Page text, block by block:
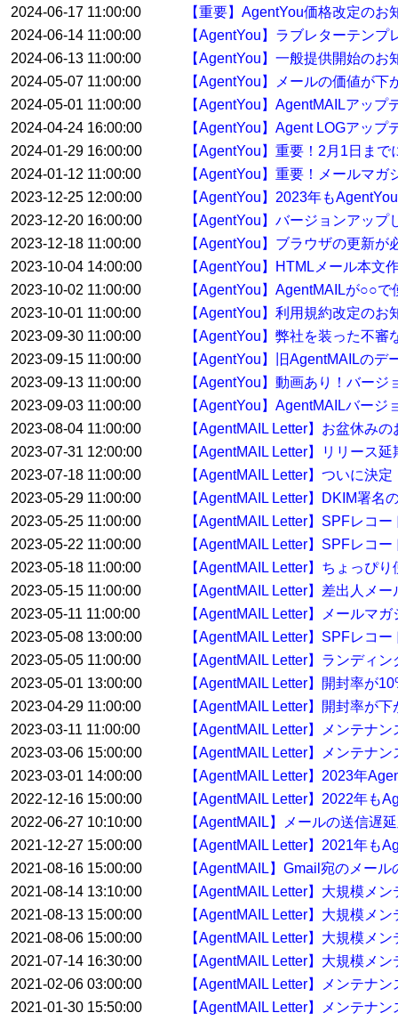
2024-06-17 11:00:00
【重要】AgentYou価格改定のお
2024-06-14 11:00:00
【AgentYou】ラブレターテン
2024-06-13 11:00:00
【AgentYou】一般提供開始のお
2024-05-07 11:00:00
【AgentYou】メールの価値が
2024-05-01 11:00:00
【AgentYou】AgentMAILアップ
2024-04-24 16:00:00
【AgentYou】Agent LOGアップ
2024-01-29 16:00:00
【AgentYou】重要！2月1日ま
2024-01-12 11:00:00
【AgentYou】重要！メールマ
2023-12-25 12:00:00
【AgentYou】2023年も
2023-12-20 16:00:00
【AgentYou】バージョンアッ
2023-12-18 11:00:00
【AgentYou】ブラウザの更新が
2023-10-04 14:00:00
【AgentYou】HTMLメール本文
2023-10-02 11:00:00
【AgentYou】AgentMAILが○○
2023-10-01 11:00:00
【AgentYou】利用規約改定のお
2023-09-30 11:00:00
【AgentYou】弊社を装った不
2023-09-15 11:00:00
【AgentYou】旧AgentMAILの
2023-09-13 11:00:00
【AgentYou】動画あり！バー
2023-09-03 11:00:00
【AgentYou】AgentMAILバー
2023-08-04 11:00:00
【AgentMAIL Letter】お盆休み
2023-07-31 12:00:00
【AgentMAIL Letter】リリース
2023-07-18 11:00:00
【AgentMAIL Letter】ついに決
2023-05-29 11:00:00
【AgentMAIL Letter】DKIM署
2023-05-25 11:00:00
【AgentMAIL Letter】SPFレコ
2023-05-22 11:00:00
【AgentMAIL Letter】SPFレコ
2023-05-18 11:00:00
【AgentMAIL Letter】ちょっぴ
2023-05-15 11:00:00
【AgentMAIL Letter】差出人メ
2023-05-11 11:00:00
【AgentMAIL Letter】メールマ
2023-05-08 13:00:00
【AgentMAIL Letter】SPFレコ
2023-05-05 11:00:00
【AgentMAIL Letter】ランディ
2023-05-01 13:00:00
【AgentMAIL Letter】開封率が
2023-04-29 11:00:00
【AgentMAIL Letter】開封率が
2023-03-11 11:00:00
【AgentMAIL Letter】メンテナ
2023-03-06 15:00:00
【AgentMAIL Letter】メンテナ
2023-03-01 14:00:00
【AgentMAIL Letter】2023年
2022-12-16 15:00:00
【AgentMAIL Letter】2022年も
2022-06-27 10:10:00
【AgentMAIL】メールの送信遅
2021-12-27 15:00:00
【AgentMAIL Letter】2021年も
2021-08-16 15:00:00
【AgentMAIL】Gmail宛のメー
2021-08-14 13:10:00
【AgentMAIL Letter】大規模メ
2021-08-13 15:00:00
【AgentMAIL Letter】大規模メ
2021-08-06 15:00:00
【AgentMAIL Letter】大規模メ
2021-07-14 16:30:00
【AgentMAIL Letter】大規模メ
2021-02-06 03:00:00
【AgentMAIL Letter】メンテナ
2021-01-30 15:50:00
【AgentMAIL Letter】メンテナ